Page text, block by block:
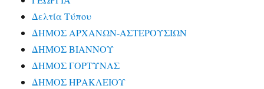
Δελτία Τύπου
ΔΗΜΟΣ ΑΡΧΑΝΩΝ-ΑΣΤΕΡΟΥΣΙΩΝ
ΔΗΜΟΣ ΒΙΑΝΝΟΥ
ΔΗΜΟΣ ΓΟΡΤΥΝΑΣ
ΔΗΜΟΣ ΗΡΑΚΛΕΙΟΥ